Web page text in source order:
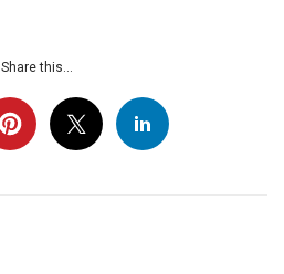
Share this...